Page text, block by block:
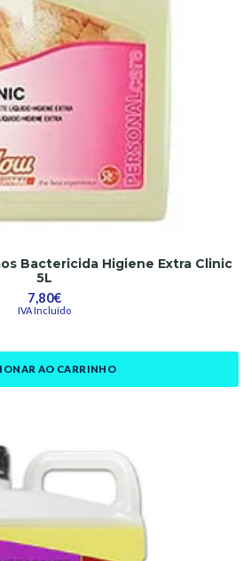
Bactericida Higiene Extra Clinic
5L
7,80€
IVA Incluído
AO CARRINHO